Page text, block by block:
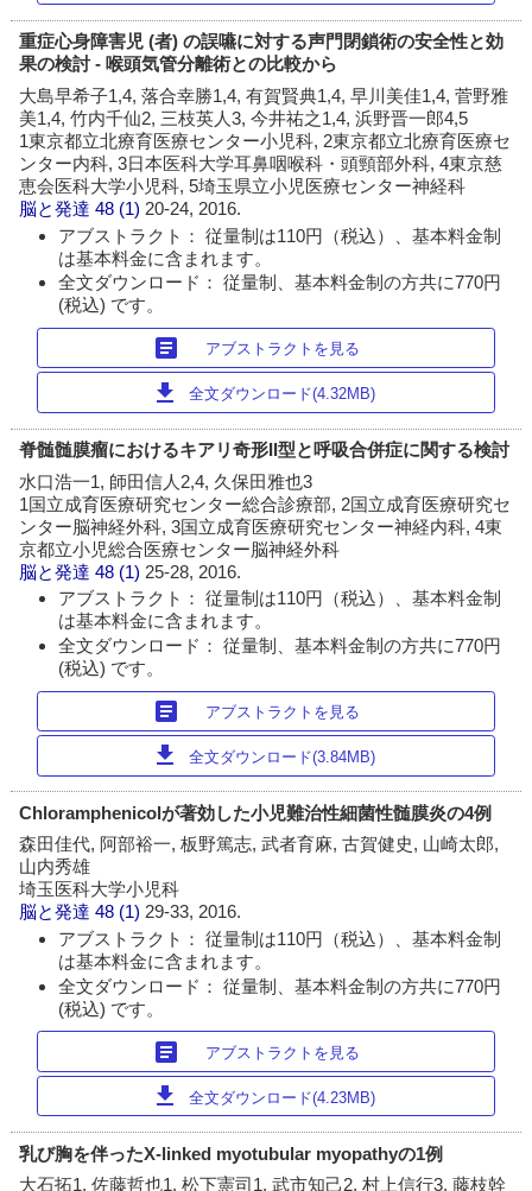
重症心身障害児 (者) の誤嚥に対する声門閉鎖術の安全性と効
果の検討 - 喉頭気管分離術との比較から
大島早希子1,4, 落合幸勝1,4, 有賀賢典1,4, 早川美佳1,4, 菅野雅
美1,4, 竹内千仙2, 三枝英人3, 今井祐之1,4, 浜野晋一郎4,5
1東京都立北療育医療センター小児科, 2東京都立北療育医療セ
ンター内科, 3日本医科大学耳鼻咽喉科・頭頸部外科, 4東京慈
恵会医科大学小児科, 5埼玉県立小児医療センター神経科
脳と発達 48 (1) 20-24, 2016.
アブストラクト： 従量制は110円（税込）、基本料金制
は基本料金に含まれます。
全文ダウンロード： 従量制、基本料金制の方共に770円
(税込) です。
article アブストラクトを見る
download 全文ダウンロード(4.32MB)
脊髄髄膜瘤におけるキアリ奇形II型と呼吸合併症に関する検討
水口浩一1, 師田信人2,4, 久保田雅也3
1国立成育医療研究センター総合診療部, 2国立成育医療研究セ
ンター脳神経外科, 3国立成育医療研究センター神経内科, 4東
京都立小児総合医療センター脳神経外科
脳と発達 48 (1) 25-28, 2016.
アブストラクト： 従量制は110円（税込）、基本料金制
は基本料金に含まれます。
全文ダウンロード： 従量制、基本料金制の方共に770円
(税込) です。
article アブストラクトを見る
download 全文ダウンロード(3.84MB)
Chloramphenicolが著効した小児難治性細菌性髄膜炎の4例
森田佳代, 阿部裕一, 板野篤志, 武者育麻, 古賀健史, 山崎太郎,
山内秀雄
埼玉医科大学小児科
脳と発達 48 (1) 29-33, 2016.
アブストラクト： 従量制は110円（税込）、基本料金制
は基本料金に含まれます。
全文ダウンロード： 従量制、基本料金制の方共に770円
(税込) です。
article アブストラクトを見る
download 全文ダウンロード(4.23MB)
乳び胸を伴ったX-linked myotubular myopathyの1例
大石拓1, 佐藤哲也1, 松下憲司1, 武市知己2, 村上信行3, 藤枝幹